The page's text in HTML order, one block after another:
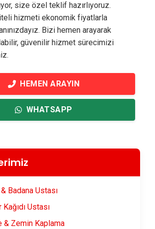
size özel teklif hazırlıyoruz.
hizmeti ekonomik fiyatlarla
Bizi hemen arayarak
güvenilir hizmet sürecimizi
HEMEN ARAYIN
WHATSAPP
Badana Ustası
Ustası
& Zemin Kaplama